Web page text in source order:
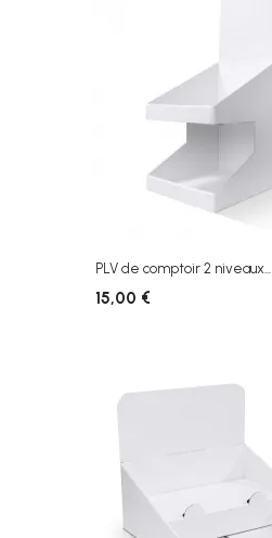
PLV de comptoir 2 niveaux...
15,00 €